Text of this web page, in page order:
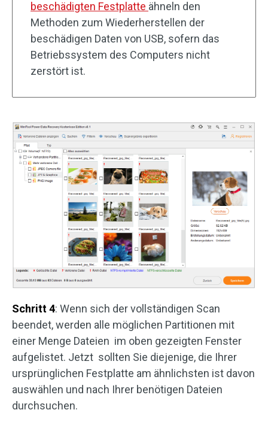
beschädigten Festplatte ähneln den
Methoden zum Wiederherstellen der
beschädigen Daten von USB, sofern das
Betriebssystem des Computers nicht
zerstört ist.
Schritt 4: Wenn sich der vollständigen Scan
beendet, werden alle möglichen Partitionen mit
einer Menge Dateien im oben gezeigten Fenster
aufgelistet. Jetzt sollten Sie diejenige, die Ihrer
ursprünglichen Festplatte am ähnlichsten ist davon
auswählen und nach Ihrer benötigen Dateien
durchsuchen.